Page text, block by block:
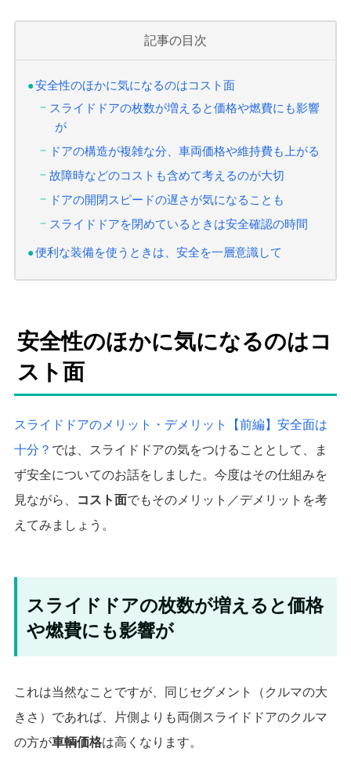
記事の目次
安全性のほかに気になるのはコスト面
スライドドアの枚数が増えると価格や燃費にも影響
が
ドアの構造が複雑な分、車両価格や維持費も上がる
故障時などのコストも含めて考えるのが大切
ドアの開閉スピードの遅さが気になることも
スライドドアを閉めているときは安全確認の時間
便利な装備を使うときは、安全を一層意識して
安全性のほかに気になるのはコ
スト面
スライドドアのメリット・デメリット【前編】安全面は
十分？ では、スライドドアの気をつけることとして、ま
ず安全についてのお話をしました。今度はその仕組みを
見ながら、
コスト面でもそのメリット／デメリットを考
えてみましょう。
スライドドアの枚数が増えると価格
や燃費にも影響が
これは当然なことですが、同じセグメント（クルマの大
きさ）であれば、片側よりも両側スライドドアのクルマ
の方が車輌価格は高くなります。